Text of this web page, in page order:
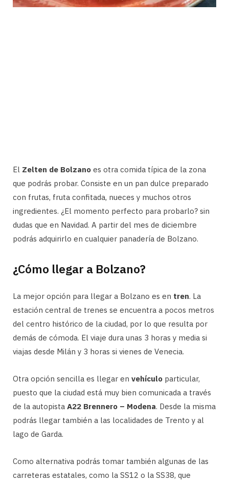
El Zelten de Bolzano es otra comida típica de la zona
que podrás probar. Consiste en un pan dulce preparado
con frutas, fruta confitada, nueces y muchos otros
ingredientes. ¿El momento perfecto para probarlo? sin
dudas que en Navidad. A partir del mes de diciembre
podrás adquirirlo en cualquier panadería de Bolzano.
¿Cómo llegar a Bolzano?
La mejor opción para llegar a Bolzano es en tren. La
estación central de trenes se encuentra a pocos metros
del centro histórico de la ciudad, por lo que resulta por
demás de cómoda. El viaje dura unas 3 horas y media si
viajas desde Milán y 3 horas si vienes de Venecia.
Otra opción sencilla es llegar en vehículo particular,
puesto que la ciudad está muy bien comunicada a través
de la autopista A22 Brennero – Modena. Desde la misma
podrás llegar también a las localidades de Trento y al
lago de Garda.
Como alternativa podrás tomar también algunas de las
carreteras estatales, como la SS12 o la SS38, que